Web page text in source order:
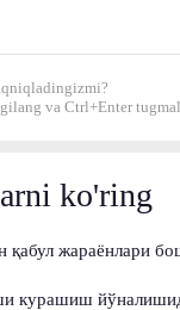
va Ctrl+Enter
ko'ring
қабул жараёнлари
курашиш